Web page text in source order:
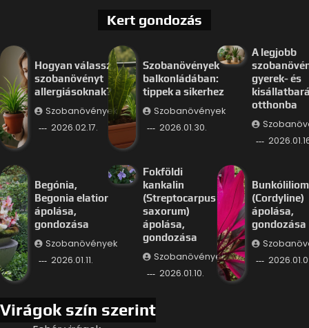
Kert gondozás
Hogyan válassz
szobanövényt
allergiásoknak?
Szobanövények
2026.02.17.
Szobanövények
balkonládában:
tippek a sikerhez
Szobanövények
2026.01.30.
A legjobb
gyerek- és
otthonba
Begónia,
Begonia elatior
ápolása,
gondozása
Szobanövények
2026.01.11.
Fokföldi
kankalin
(Streptocarpus
saxorum)
ápolása,
gondozása
Szobanövények
2026.01.10.
Bunkóliliom
(Cordyline)
ápolása,
gondozása
Virágok szín szerint